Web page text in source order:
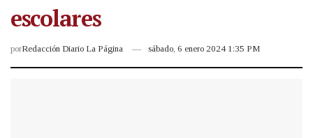
escolares
porRedacción Diario La Página sábado, 6 enero 2024 1:35 PM